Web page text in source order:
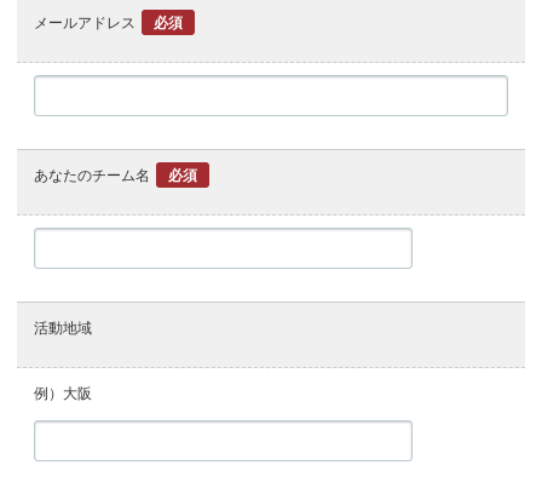
メールアドレス 必須
あなたのチーム名 必須
活動地域
例）大阪